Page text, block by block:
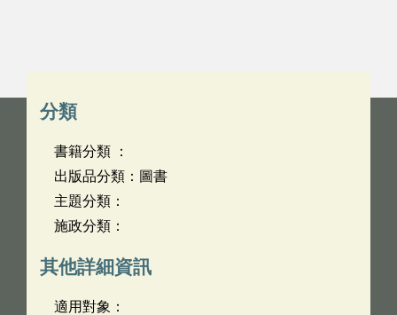
分類
書籍分類 ：
出版品分類：圖書
主題分類：
施政分類：
其他詳細資訊
適用對象：